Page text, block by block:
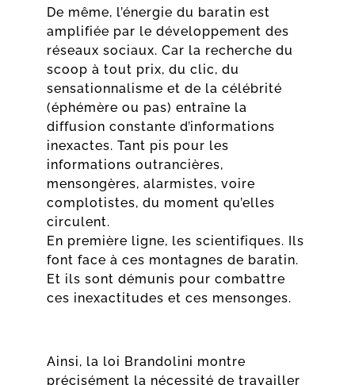
De même, l’énergie du baratin est
amplifiée par le développement des
réseaux sociaux. Car la recherche du
scoop à tout prix, du clic, du
sensationnalisme et de la célébrité
(éphémère ou pas) entraîne la
diffusion constante d’informations
inexactes. Tant pis pour les
informations outrancières,
mensongères, alarmistes, voire
complotistes, du moment qu’elles
circulent.
En première ligne, les scientifiques. Ils
font face à ces montagnes de baratin.
Et ils sont démunis pour combattre
ces inexactitudes et ces mensonges.
Ainsi, la loi Brandolini montre
précisément la nécessité de travailler